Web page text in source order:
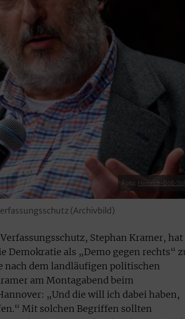
Foto: Heinrich-Böll-
(Archivbild)
Stephan Kramer, hat
Demokratie als „Demo gegen rechts“
nach dem landläufigen politischen
am Montagabend beim
„Und die will ich dabei haben,
Mit solchen Begriffen sollten